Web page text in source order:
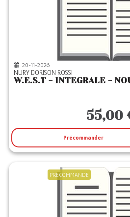
20-11-2026
NURY DORISON ROSSI
W.E.S.T - INTEGRALE -
55,00
Précommander
PRECOMMANDE